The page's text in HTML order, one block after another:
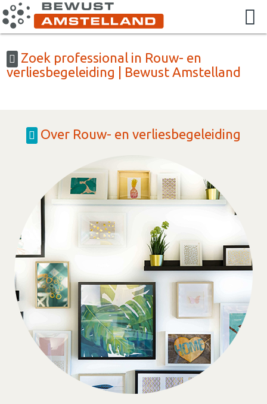
Zoek professional in Rouw- en
verliesbegeleiding | Bewust Amstelland
Over Rouw- en verliesbegeleiding